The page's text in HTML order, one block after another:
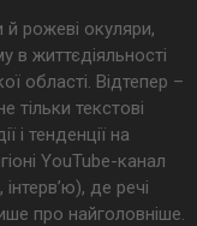
рожеві окуляри,
в життєдіяльності
області. Відтепер –
тільки текстові
і тенденції на
YouTube-канал
де речі
про найголовніше.